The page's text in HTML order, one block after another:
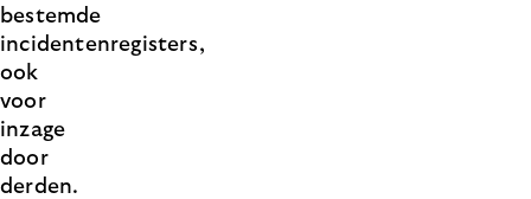
bestemde
incidentenregisters,
ook
voor
inzage
door
derden.